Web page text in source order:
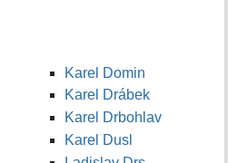
Karel Domin
Karel Drábek
Karel Drbohlav
Karel Dusl